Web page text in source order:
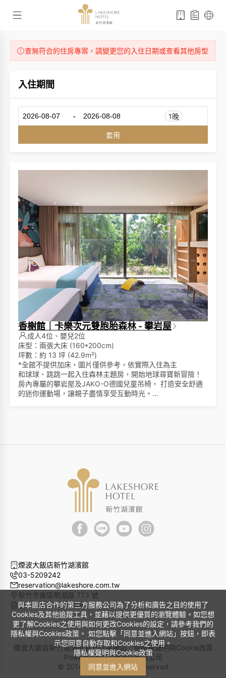
查無符合的住房專案，請變更您的入住日期或查看其他房型
入住期間
- 1晚
套用
香榭館｜卡樂次元雙胞胎森林 - 攀岩屋
成人4位、嬰兒2位
床型：兩張大床 (160*200cm)
坪數：約 13 坪 (42.9m²)
*全館不提供加床，圖片僅供參考，依實際入住為主
和球球、跳跳一起入住森林主題房，開始地球尋寶新冒險！
房內專屬的攀岩屋及JAKO-O德國兒童吊椅， 打造安全舒適
的迷你運動場，讓親子盡情享受互動時光。
與本飯店合作的第三方服務公司為了分析和廣告之目的使用了
Cookies及其他追蹤工具，並藉以提供更優質的瀏覽體驗。如您想
更了解Cookies之使用與如何更改Cookies的設定，請參考我們的
隱私權與Cookies政策。 如您點擊「同意並進入網站」按鈕，即表
示您同意自動存取和Cookies之使用。
隱私權聲明與Cookie政策
同意並進入網站
煙波大飯店新竹湖濱館
03-5209242
reservation@lakeshore.com.tw
新竹市東區明湖路 773 號
統一編號 23513848
煙波大飯店新竹湖濱館官方訂房網站｜隱私權聲明與Cookie政策
Powered by曜通資訊有限公司
© 2014-2026 All Rights Reserved.